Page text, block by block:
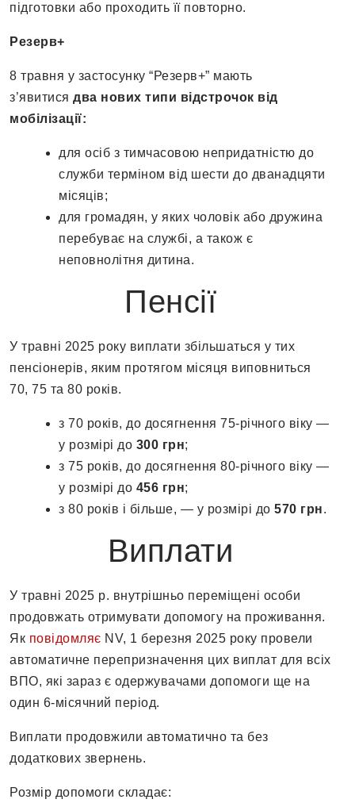
підготовки або проходить її повторно.
Резерв+
8 травня у застосунку “Резерв+” мають
з’явитися два нових типи відстрочок від
мобілізації:
для осіб з тимчасовою непридатністю до
служби терміном від шести до дванадцяти
місяців;
для громадян, у яких чоловік або дружина
перебуває на службі, а також є
неповнолітня дитина.
Пенсії
У травні 2025 року виплати збільшаться у тих
пенсіонерів, яким протягом місяця виповниться
70, 75 та 80 років.
з 70 років, до досягнення 75-річного віку —
у розмірі до 300 грн;
з 75 років, до досягнення 80-річного віку —
у розмірі до 456 грн;
з 80 років і більше, — у розмірі до 570 грн.
Виплати
У травні 2025 р. внутрішньо переміщені особи
продовжать отримувати допомогу на проживання.
Як повідомляє NV, 1 березня 2025 року провели
автоматичне перепризначення цих виплат для всіх
ВПО, які зараз є одержувачами допомоги ще на
один 6-місячний період.
Виплати продовжили автоматично та без
додаткових звернень.
Розмір допомоги складає: